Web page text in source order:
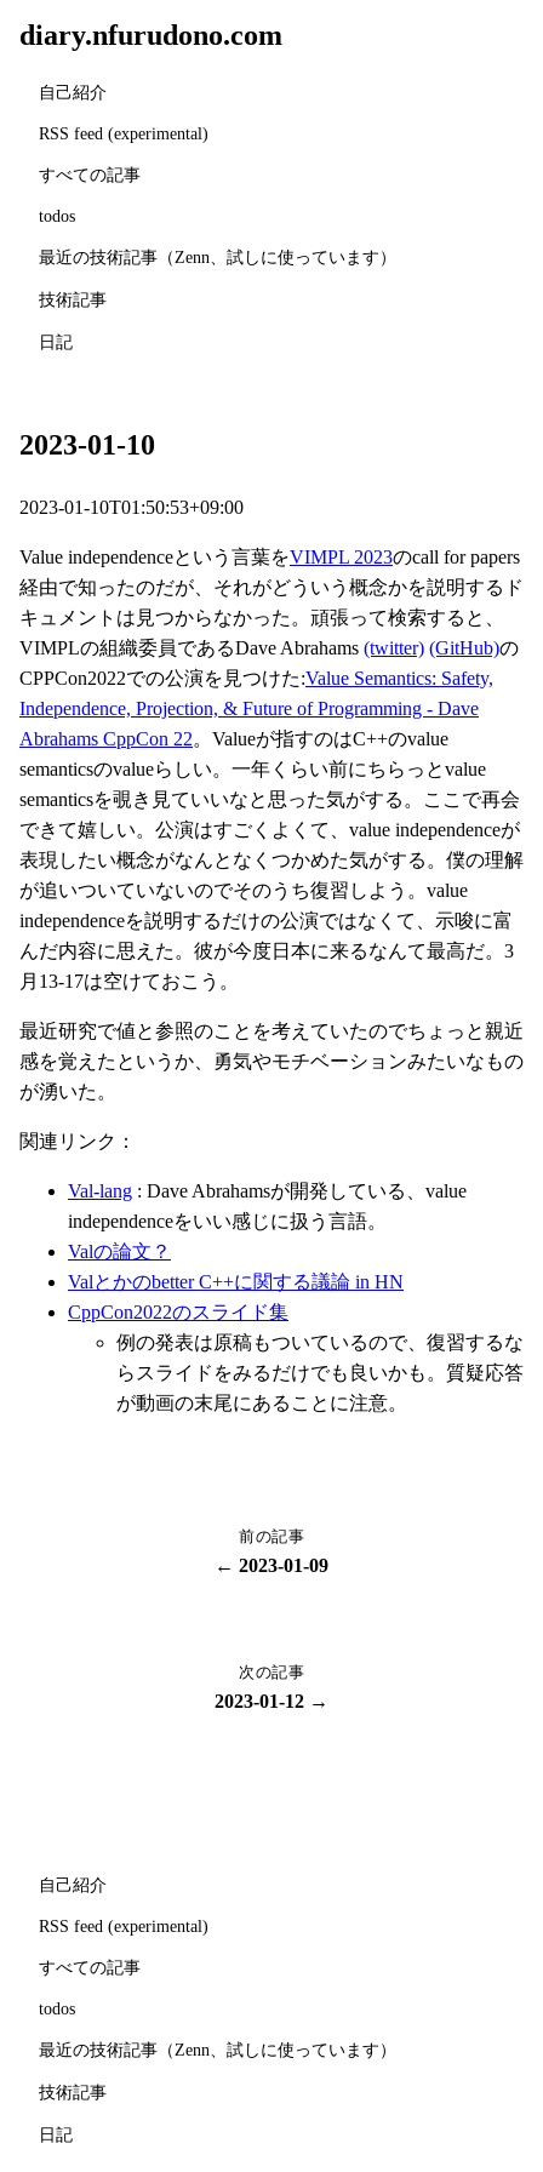
diary.nfurudono.com
自己紹介
RSS feed (experimental)
すべての記事
todos
最近の技術記事（Zenn、試しに使っています）
技術記事
日記
2023-01-10
2023-01-10T01:50:53+09:00
Value independenceという言葉をVIMPL 2023のcall for papers
経由で知ったのだが、それがどういう概念かを説明するド
キュメントは見つからなかった。頑張って検索すると、
VIMPLの組織委員であるDave Abrahams (twitter) (GitHub)の
CPPCon2022での公演を見つけた:Value Semantics: Safety,
Independence, Projection, & Future of Programming - Dave
Abrahams CppCon 22。Valueが指すのはC++のvalue
semanticsのvalueらしい。一年くらい前にちらっとvalue
semanticsを覗き見ていいなと思った気がする。ここで再会
できて嬉しい。公演はすごくよくて、value independenceが
表現したい概念がなんとなくつかめた気がする。僕の理解
が追いついていないのでそのうち復習しよう。value
independenceを説明するだけの公演ではなくて、示唆に富
んだ内容に思えた。彼が今度日本に来るなんて最高だ。3
月13-17は空けておこう。
最近研究で値と参照のことを考えていたのでちょっと親近
感を覚えたというか、勇気やモチベーションみたいなもの
が湧いた。
関連リンク：
Val-lang : Dave Abrahamsが開発している、value
independenceをいい感じに扱う言語。
Valの論文？
Valとかのbetter C++に関する議論 in HN
CppCon2022のスライド集
例の発表は原稿もついているので、復習するな
らスライドをみるだけでも良いかも。質疑応答
が動画の末尾にあることに注意。
前の記事
← 2023-01-09
次の記事
2023-01-12 →
自己紹介
RSS feed (experimental)
すべての記事
todos
最近の技術記事（Zenn、試しに使っています）
技術記事
日記